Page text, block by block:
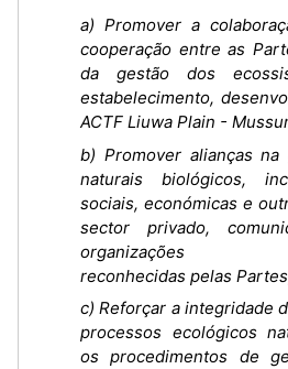
a) Promover a
cooperação entre as
da gestão dos
estabelecimento,
ACTF Liuwa Plain -
b) Promover alianças
naturais biológicos,
sociais, económicas e
sector privado,
organizações
reconhecidas pelas
c) Reforçar a integridade
processos ecológicos
os procedimentos de